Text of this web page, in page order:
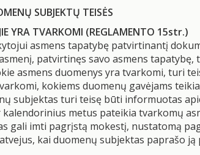
SUBJEKTŲ TEISĖS
YRA TVARKOMI (REGLAMENTO 15str.)
asmens tapatybę patvirtinantį
patvirtinęs savo asmens tapatybę,
asmens duomenys yra tvarkomi, turi
kokiems duomenų gavėjams
subjektas turi teisę būti informuotas
metus pateikia tvarkomų
imti pagrįstą mokestį, nustatomą
kai duomenų subjektas paprašo